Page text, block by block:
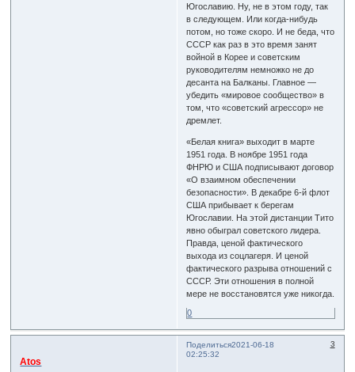
Югославию. Ну, не в этом году, так
в следующем. Или когда-нибудь
потом, но тоже скоро. И не беда, что
СССР как раз в это время занят
войной в Корее и советским
руководителям немножко не до
десанта на Балканы. Главное —
убедить «мировое сообщество» в
том, что «советский агрессор» не
дремлет.
«Белая книга» выходит в марте
1951 года. В ноябре 1951 года
ФНРЮ и США подписывают договор
«О взаимном обеспечении
безопасности». В декабре 6-й флот
США прибывает к берегам
Югославии. На этой дистанции Тито
явно обыграл советского лидера.
Правда, ценой фактического
выхода из соцлагеря. И ценой
фактического разрыва отношений с
СССР. Эти отношения в полной
мере не восстановятся уже никогда.
0
Поделиться 3
2021-06-18
02:25:32
Atos